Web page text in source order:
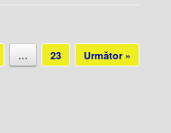
… 23 Următor »